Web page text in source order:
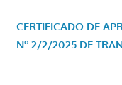
CERTIFICADO DE
Nº 2/2/2025 DE